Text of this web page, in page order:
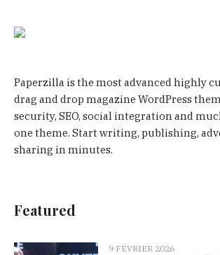
Paperzilla is the most advanced highly
drag and drop magazine WordPress
security, SEO, social integration and
one theme. Start writing, publishing,
sharing in minutes.
Featured
9 FÉVRIER 2026